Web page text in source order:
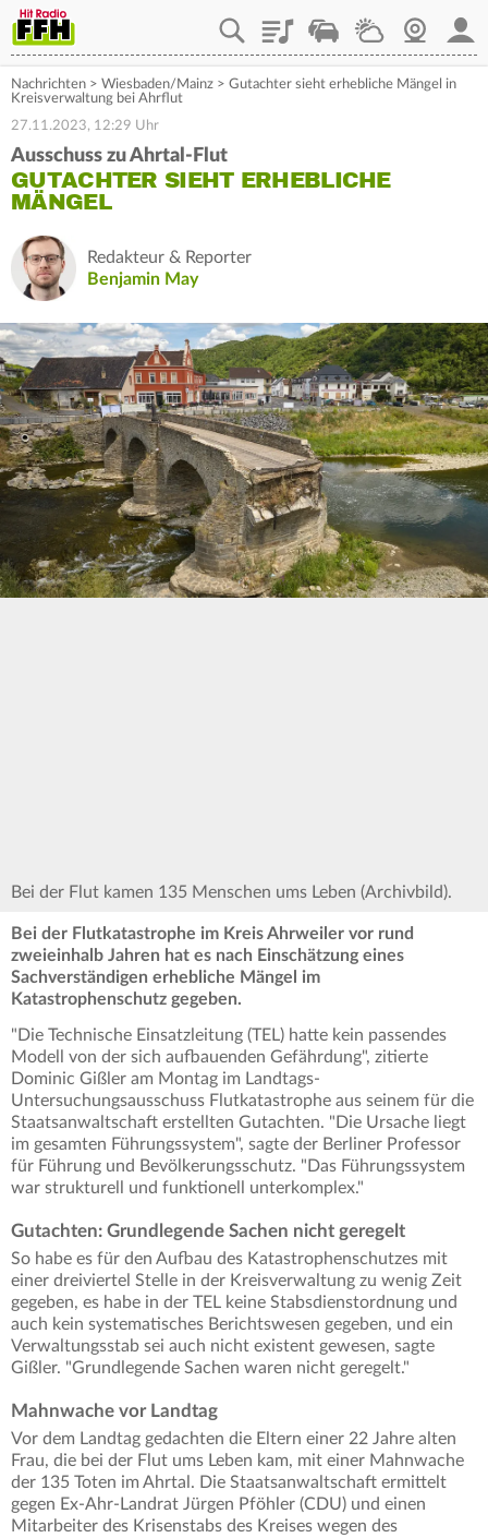
PlaylistStaupilotWetterWebcam
Nachrichten > Wiesbaden/Mainz > Gutachter sieht erhebliche Mängel in
Kreisverwaltung bei Ahrflut
27.11.2023, 12:29 Uhr
Ausschuss zu Ahrtal-Flut
GUTACHTER SIEHT ERHEBLICHE
MÄNGEL
Redakteur & Reporter
Benjamin May
Bei der Flut kamen 135 Menschen ums Leben (Archivbild).
Bei der Flutkatastrophe im Kreis Ahrweiler vor rund
zweieinhalb Jahren hat es nach Einschätzung eines
Sachverständigen erhebliche Mängel im
Katastrophenschutz gegeben.
"Die Technische Einsatzleitung (TEL) hatte kein passendes
Modell von der sich aufbauenden Gefährdung", zitierte
Dominic Gißler am Montag im Landtags-
Untersuchungsausschuss Flutkatastrophe aus seinem für die
Staatsanwaltschaft erstellten Gutachten. "Die Ursache liegt
im gesamten Führungssystem", sagte der Berliner Professor
für Führung und Bevölkerungsschutz. "Das Führungssystem
war strukturell und funktionell unterkomplex."
Gutachten: Grundlegende Sachen nicht geregelt
So habe es für den Aufbau des Katastrophenschutzes mit
einer dreiviertel Stelle in der Kreisverwaltung zu wenig Zeit
gegeben, es habe in der TEL keine Stabsdienstordnung und
auch kein systematisches Berichtswesen gegeben, und ein
Verwaltungsstab sei auch nicht existent gewesen, sagte
Gißler. "Grundlegende Sachen waren nicht geregelt."
Mahnwache vor Landtag
Vor dem Landtag gedachten die Eltern einer 22 Jahre alten
Frau, die bei der Flut ums Leben kam, mit einer Mahnwache
der 135 Toten im Ahrtal. Die Staatsanwaltschaft ermittelt
gegen Ex-Ahr-Landrat Jürgen Pföhler (CDU) und einen
Mitarbeiter des Krisenstabs des Kreises wegen des